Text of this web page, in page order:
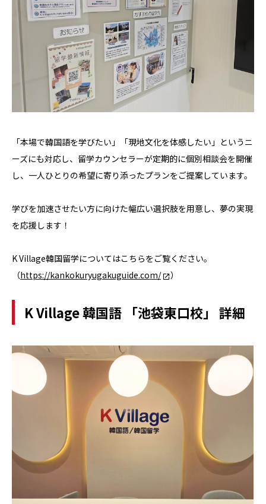
「本場で韓国語を学びたい」「現地文化を体感したい」というニ
ーズにも対応し、留学カウンセラーが定期的に個別相談会を開催
し、一人ひとりの希望に寄り添ったプランをご提案しています。
学びを加速させたい方に向けた幅広い選択肢を用意し、夢の実現
を応援します！
K Village韓国留学についてはこちらをご覧ください。
（https://kankokuryugakuguide.com/ ）
K Village 韓国語 「池袋東口校」 詳細